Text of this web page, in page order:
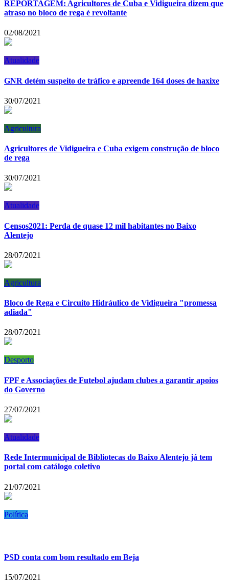
REPORTAGEM: Agricultores de Cuba e Vidigueira dizem que
atraso no bloco de rega é revoltante
02/08/2021
Atualidade
GNR detém suspeito de tráfico e apreende 164 doses de haxixe
30/07/2021
Agricultura
Agricultores de Vidigueira e Cuba exigem construção de bloco
de rega
30/07/2021
Atualidade
Censos2021: Perda de quase 12 mil habitantes no Baixo
Alentejo
28/07/2021
Agricultura
Bloco de Rega e Circuito Hidráulico de Vidigueira "promessa
adiada"
28/07/2021
Desporto
FPF e Associações de Futebol ajudam clubes a garantir apoios
do Governo
27/07/2021
Atualidade
Rede Intermunicipal de Bibliotecas do Baixo Alentejo já tem
portal com catálogo coletivo
21/07/2021
Política
PSD conta com bom resultado em Beja
15/07/2021